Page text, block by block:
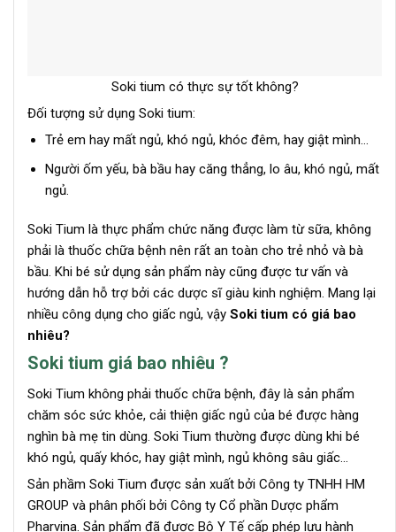
Soki tium có thực sự tốt không?
Đối tượng sử dụng Soki tium:
Trẻ em hay mất ngủ, khó ngủ, khóc đêm, hay giật mình…
Người ốm yếu, bà bầu hay căng thẳng, lo âu, khó ngủ, mất
ngủ.
Soki Tium là thực phẩm chức năng được làm từ sữa, không
phải là thuốc chữa bệnh nên rất an toàn cho trẻ nhỏ và bà
bầu. Khi bé sử dụng sản phẩm này cũng được tư vấn và
hướng dẫn hỗ trợ bởi các dược sĩ giàu kinh nghiệm. Mang lại
nhiều công dụng cho giấc ngủ, vậy Soki tium có giá bao
nhiêu?
Soki tium giá bao nhiêu ?
Soki Tium không phải thuốc chữa bệnh, đây là sản phẩm
chăm sóc sức khỏe, cải thiện giấc ngủ của bé được hàng
nghìn bà mẹ tin dùng. Soki Tium thường được dùng khi bé
khó ngủ, quấy khóc, hay giật mình, ngủ không sâu giấc…
Sản phầm Soki Tium được sản xuất bởi Công ty TNHH HM
GROUP và phân phối bởi Công ty Cổ phần Dược phẩm
Pharvina. Sản phẩm đã được Bộ Y Tế cấp phép lưu hành